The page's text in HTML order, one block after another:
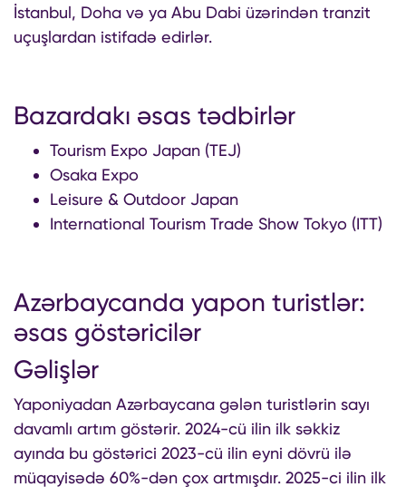
İstanbul, Doha və ya Abu Dabi üzərindən tranzit
uçuşlardan istifadə edirlər.
Bazardakı əsas tədbirlər
Tourism Expo Japan (TEJ)
Osaka Expo
Leisure & Outdoor Japan
International Tourism Trade Show Tokyo (ITT)
Azərbaycanda yapon turistlər:
əsas göstəricilər
Gəlişlər
Yaponiyadan Azərbaycana gələn turistlərin sayı
davamlı artım göstərir. 2024-cü ilin ilk səkkiz
ayında bu göstərici 2023-cü ilin eyni dövrü ilə
müqayisədə 60%-dən çox artmışdır. 2025-ci ilin ilk